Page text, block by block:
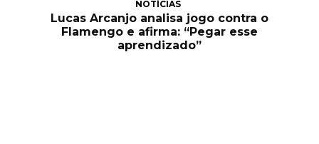
NOTÍCIAS
Lucas Arcanjo analisa jogo contra o
Flamengo e afirma: “Pegar esse
aprendizado”